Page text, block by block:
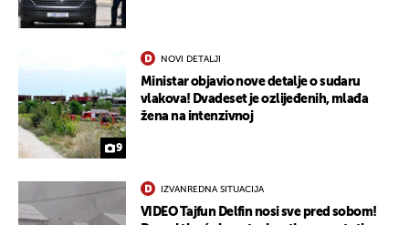
9
NOVI DETALJI
Ministar objavio nove detalje o sudaru
vlakova! Dvadeset je ozlijeđenih, mlađa
žena na intenzivnoj
IZVANREDNA SITUACIJA
VIDEO Tajfun Delfin nosi sve pred sobom!